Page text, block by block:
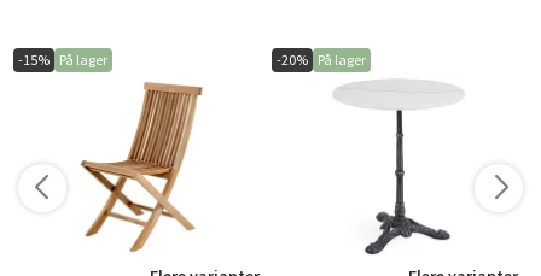
-15% På lager -20% På lager